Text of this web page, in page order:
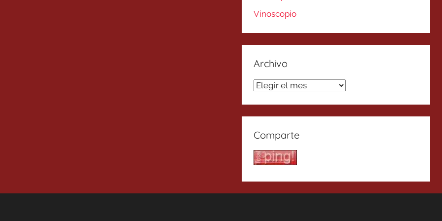
Vinoscopio
Archivo
Archivo
Comparte